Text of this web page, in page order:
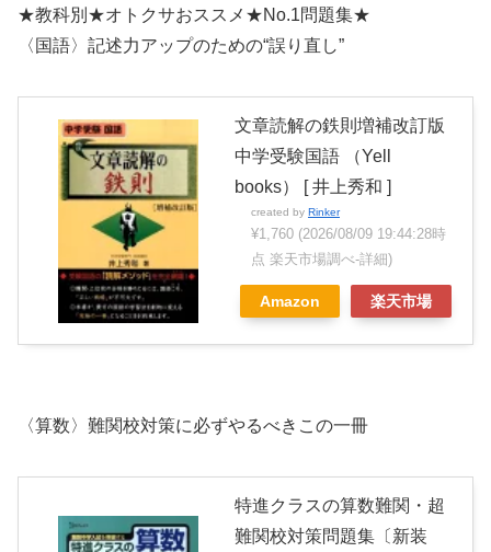
★教科別★オトクサおススメ★No.1問題集★
〈国語〉記述力アップのための“誤り直し”
文章読解の鉄則増補改訂版
中学受験国語 （Yell
books） [ 井上秀和 ]
created by Rinker
¥1,760 (2026/08/09 19:44:28時
点 楽天市場調べ-詳細)
Amazon 楽天市場
〈算数〉難関校対策に必ずやるべきこの一冊
特進クラスの算数難関・超
難関校対策問題集〔新装